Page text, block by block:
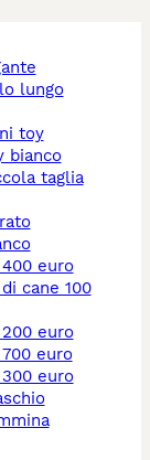
toy
bianco
400 euro
200 euro
700 euro
300 euro